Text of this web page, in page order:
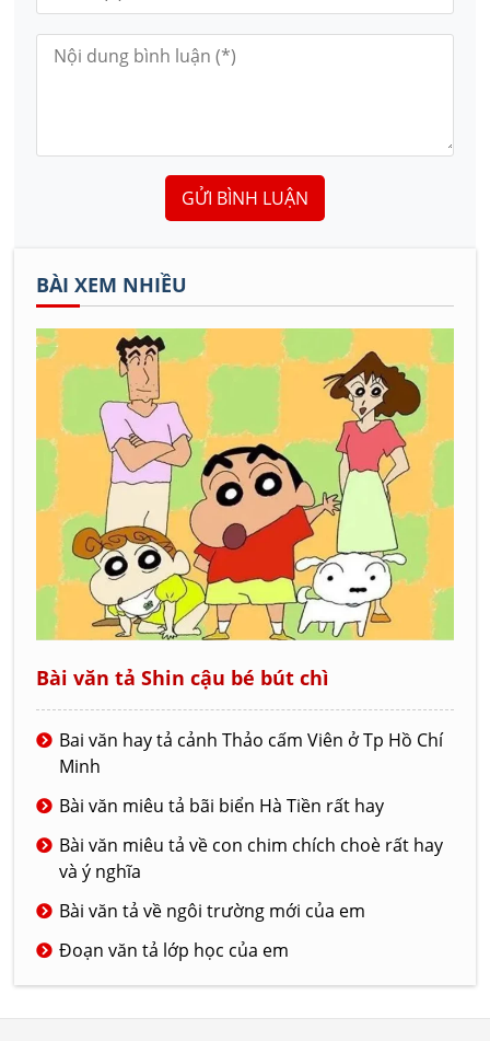
GỬI BÌNH LUẬN
BÀI XEM NHIỀU
Bài văn tả Shin cậu bé bút chì
Bai văn hay tả cảnh Thảo cấm Viên ở Tp Hồ Chí
Minh
Bài văn miêu tả bãi biển Hà Tiền rất hay
Bài văn miêu tả về con chim chích choè rất hay
và ý nghĩa
Bài văn tả về ngôi trường mới của em
Đoạn văn tả lớp học của em